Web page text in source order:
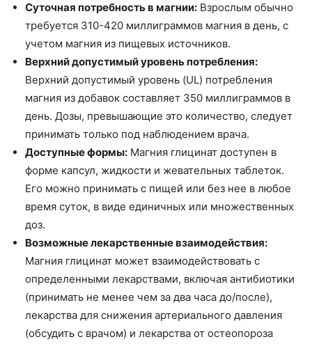
Суточная потребность в магнии: Взрослым обычно
требуется 310-420 миллиграммов магния в день, с
учетом магния из пищевых источников.
Верхний допустимый уровень потребления:
Верхний допустимый уровень (UL) потребления
магния из добавок составляет 350 миллиграммов в
день. Дозы, превышающие это количество, следует
принимать только под наблюдением врача.
Доступные формы: Магния глицинат доступен в
форме капсул, жидкости и жевательных таблеток.
Его можно принимать с пищей или без нее в любое
время суток, в виде единичных или множественных
доз.
Возможные лекарственные взаимодействия:
Магния глицинат может взаимодействовать с
определенными лекарствами, включая антибиотики
(принимать не менее чем за два часа до/после),
лекарства для снижения артериального давления
(обсудить с врачом) и лекарства от остеопороза